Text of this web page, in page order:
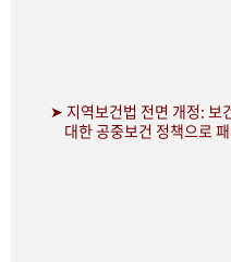
➤ 지역보건법 전면 개정: 보
대한 공중보건 정책으로